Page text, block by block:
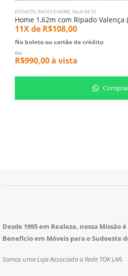
ESTANTES, RACKS E HOME,SALA DE TV
Home 1,62m com Ripado Valença
11X de R$108,00
No boleto ou cartão de crédito
ou
R$990,00à vista
Desde 1995 em Realeza, nossa
Benefício em Móveis para o Sudoeste
Somos uma Loja Associada a Rede TOK LAR.